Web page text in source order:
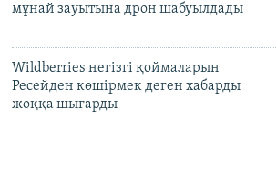
мұнай зауытына дрон шабуылдады
Wildberries негізгі қоймаларын
Ресейден көшірмек деген хабарды
жоққа шығарды